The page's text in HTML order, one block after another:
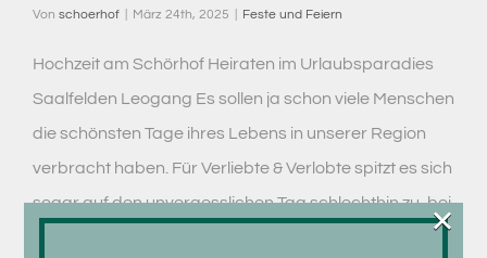
Von schoerhof März 24th, 2025 Feste und Feiern
Hochzeit am Schörhof Heiraten im Urlaubsparadies
Saalfelden Leogang Es sollen ja schon viele Menschen
die schönsten Tage ihres Lebens in unserer Region
verbracht haben. Für Verliebte & Verlobte spitzt es sich
sogar auf den unvergesslichen Tag schlechthin zu, bei
×